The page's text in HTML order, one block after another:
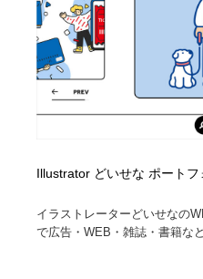
Illustrator どいせな ポートフ
イラストレーターどいせなの
で広告・WEB・雑誌・書籍な